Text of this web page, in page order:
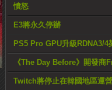
憤怒
E3將永久停辦
PS5 Pro GPU升級RDNA3/4
《The Day Before》開發商
Twitch將停止在韓國地區運營